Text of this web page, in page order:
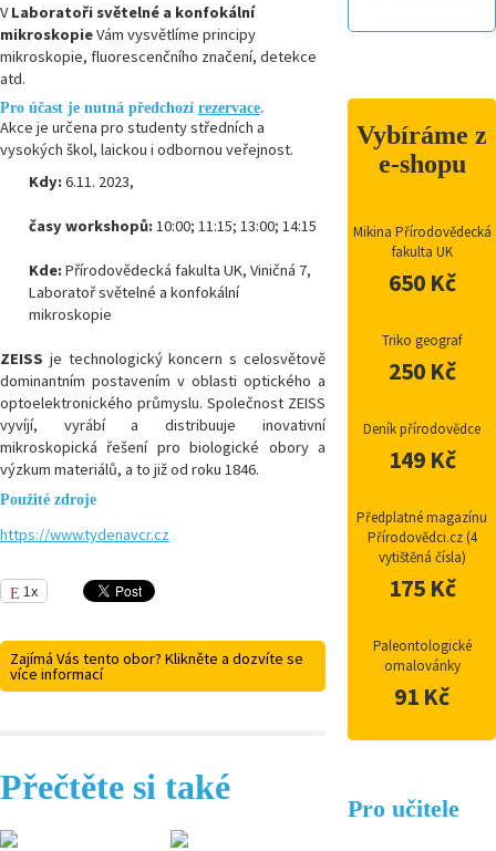
VLaboratoři světelné a konfokální
mikroskopieVám vysvětlíme principy
mikroskopie, fluorescenčního značení, detekce
atd.
Pro účast je nutná předchozí rezervace.
Akce je určena pro studenty středních a
vysokých škol, laickou i odbornou veřejnost.
Kdy:6.11. 2023,
časy workshopů:10:00; 11:15; 13:00; 14:15
Kde:Přírodovědecká fakulta UK, Viničná 7,
Laboratoř světelné a konfokální
mikroskopie
ZEISS je technologický koncern s celosvětově
dominantním postavením v oblasti optického a
optoelektronického průmyslu. Společnost ZEISS
vyvíjí, vyrábí a distribuuje inovativní
mikroskopická řešení pro biologické obory a
výzkum materiálů, a to již od roku 1846.
Použité zdroje
https://www.tydenavcr.cz
1x
Zajímá Vás tento obor? Klikněte a dozvíte se
více informací
Přečtěte si také
Vybíráme z
e-shopu
Mikina Přírodovědecká
fakulta UK
650 Kč
Triko geograf
250 Kč
Deník přírodovědce
149 Kč
Předplatné magazínu
Přírodovědci.cz (4
vytištěná čísla)
175 Kč
Paleontologické
omalovánky
91 Kč
Pro učitele